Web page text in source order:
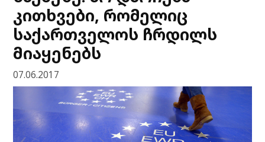
კითხვები, რომელიც
საქართველოს ჩრდილს
მიაყენებს
07.06.2017